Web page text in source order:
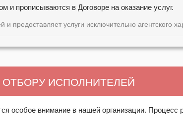
и прописываются в Договоре на оказание услуг.
услуги исключительно агентского
ИСПОЛНИТЕЛЕЙ
особое внимание в нашей организации. Процесс